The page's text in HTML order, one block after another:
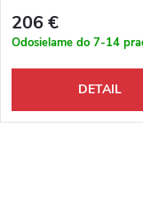
206 €
Odosielame do 7-14
DETAIL